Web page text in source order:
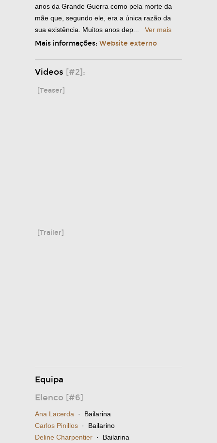
anos da Grande Guerra como pela morte da
mãe que, segundo ele, era a única razão da
sua existência. Muitos anos dep
Ver mais
Mais informações: Website externo
Videos [#2]:
[Teaser]
[Trailer]
Equipa
Elenco [#6]
Ana Lacerda · Bailarina
Carlos Pinillos · Bailarino
Deline Charpentier · Bailarina